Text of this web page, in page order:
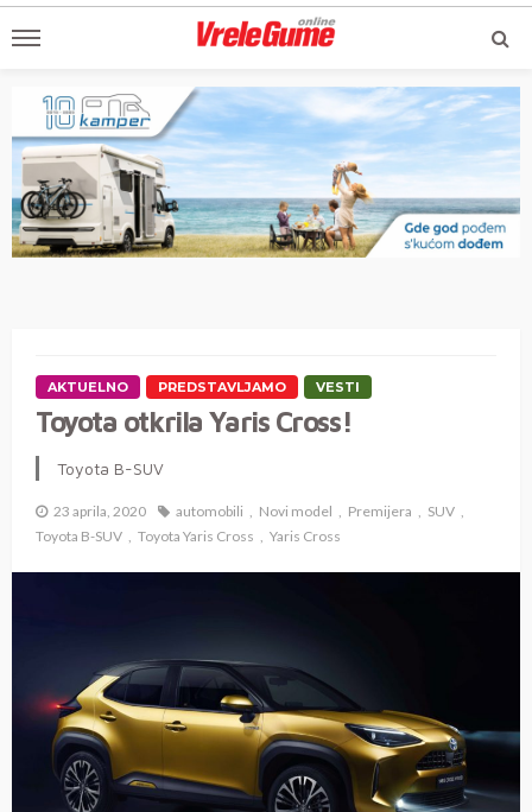
AKTUELNO PREDSTAVLJAMO VESTI
Toyota otkrila Yaris Cross!
Toyota B-SUV
23 aprila, 2020 automobili Novi model Premijera
SUV
Toyota B-SUV
Toyota Yaris Cross Yaris Cross